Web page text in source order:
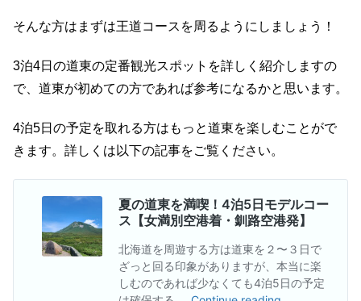
そんな方はまずは王道コースを周るようにしましょう！
3泊4日の道東の定番観光スポットを詳しく紹介しますの
で、道東が初めての方であれば参考になるかと思います。
4泊5日の予定を取れる方はもっと道東を楽しむことがで
きます。詳しくは以下の記事をご覧ください。